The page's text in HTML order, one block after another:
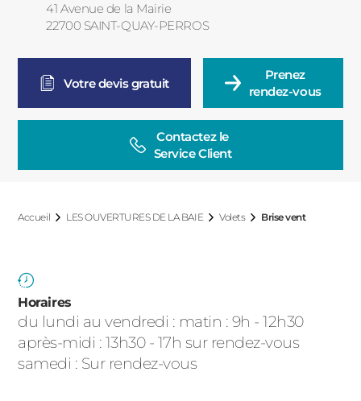
41 Avenue de la Mairie
22700 SAINT-QUAY-PERROS
Votre devis gratuit
Prenez
rendez-vous
Contactez le
Service Client
Accueil LES OUVERTURES DE LA BAIE Volets Brise vent
Horaires
du lundi au vendredi : matin : 9h - 12h30
après-midi : 13h30 - 17h sur rendez-vous
samedi : Sur rendez-vous
ACIER